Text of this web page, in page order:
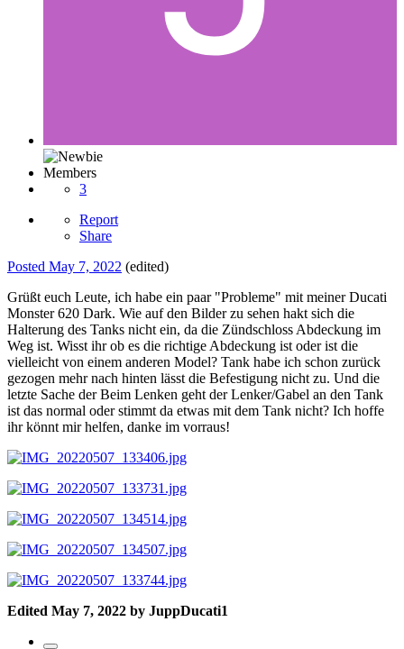
Members
3
Report
Share
Posted May 7, 2022 (edited)
Grüßt euch Leute, ich habe ein paar "Probleme" mit meiner Ducati
Monster 620 Dark. Wie auf den Bilder zu sehen hakt sich die
Halterung des Tanks nicht ein, da die Zündschloss Abdeckung im
Weg ist. Wisst ihr ob es die richtige Abdeckung ist oder ist die
vielleicht von einem anderen Model? Tank habe ich schon zurück
gezogen mehr nach hinten lässt die Befestigung nicht zu. Und die
letzte Sache der Beim Lenken geht der Lenker/Gabel an den Tank
ist das normal oder stimmt da etwas mit dem Tank nicht? Ich hoffe
ihr könnt mir helfen, danke im vorraus!
Edited May 7, 2022 by JuppDucati1